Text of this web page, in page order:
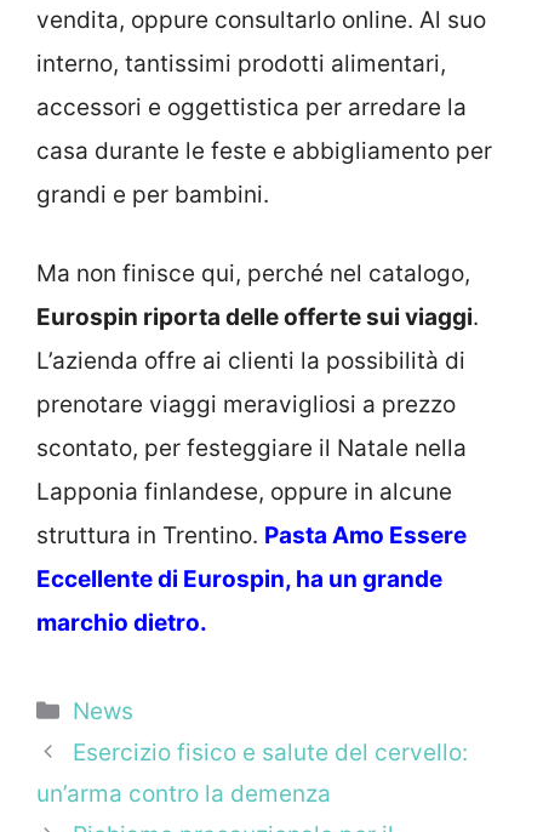
vendita, oppure consultarlo online. Al suo
interno, tantissimi prodotti alimentari,
accessori e oggettistica per arredare la
casa durante le feste e abbigliamento per
grandi e per bambini.
Ma non finisce qui, perché nel catalogo,
Eurospin riporta delle offerte sui viaggi.
L’azienda offre ai clienti la possibilità di
prenotare viaggi meravigliosi a prezzo
scontato, per festeggiare il Natale nella
Lapponia finlandese, oppure in alcune
struttura in Trentino. Pasta Amo Essere
Eccellente di Eurospin, ha un grande
marchio dietro.
Categorie
News
Esercizio fisico e salute del cervello:
un’arma contro la demenza